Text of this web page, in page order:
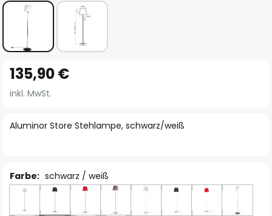
Anfang
der
springen
Aluminor Store Stehlampe, schwarz/weiß
135,90 €
inkl. MwSt.
Farbe: schwarz / weiß